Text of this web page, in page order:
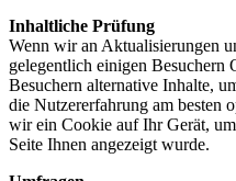
Inhaltliche Prüfung
Wenn wir an Aktualisierungen
gelegentlich einigen Besuchern
Besuchern alternative Inhalte,
die Nutzererfahrung am besten
wir ein Cookie auf Ihr Gerät,
Seite Ihnen angezeigt wurde.